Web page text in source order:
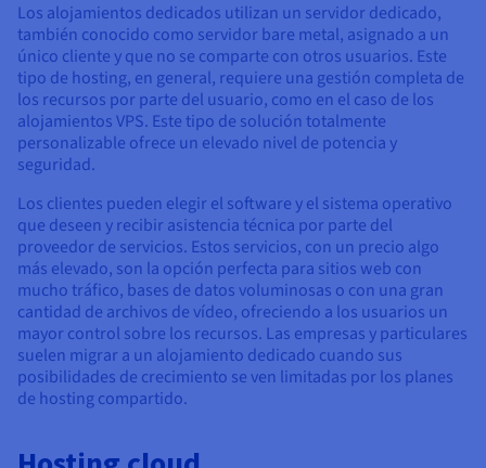
Los alojamientos dedicados utilizan un servidor dedicado,
también conocido como servidor bare metal, asignado a un
único cliente y que no se comparte con otros usuarios. Este
tipo de hosting, en general, requiere una gestión completa de
los recursos por parte del usuario, como en el caso de los
alojamientos VPS. Este tipo de solución totalmente
personalizable ofrece un elevado nivel de potencia y
seguridad.
Los clientes pueden elegir el software y el sistema operativo
que deseen y recibir asistencia técnica por parte del
proveedor de servicios. Estos servicios, con un precio algo
más elevado, son la opción perfecta para sitios web con
mucho tráfico, bases de datos voluminosas o con una gran
cantidad de archivos de vídeo, ofreciendo a los usuarios un
mayor control sobre los recursos. Las empresas y particulares
suelen migrar a un alojamiento dedicado cuando sus
posibilidades de crecimiento se ven limitadas por los planes
de hosting compartido.